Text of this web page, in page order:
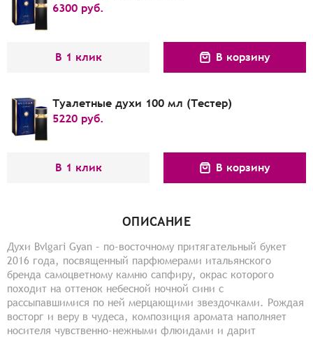
6300 руб.
В 1 клик В корзину
Туалетные духи 100 мл (Тестер)
5220 руб.
В 1 клик В корзину
ОПИСАНИЕ
Духи Bvlgari Gyan – по-восточному притягательный букет
2016 года, посвященный парфюмерами итальянского
бренда самоцветному камню сапфиру, окрас которого
походит на оттенок небесной ночной сини с
рассыпавшимися по ней мерцающими звездочками. Рождая
восторг и веру в чудеса, композиция аромата наполняет
носителя чувственно-нежными флюидами и дарит